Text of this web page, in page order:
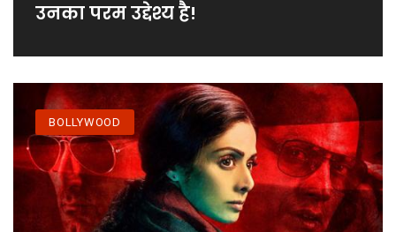
उनका परम उद्देश्य है!
BOLLYWOOD